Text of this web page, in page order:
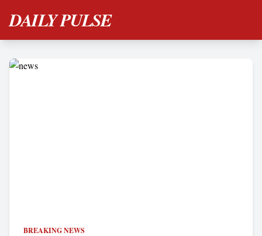
DAILY PULSE
BREAKING NEWS